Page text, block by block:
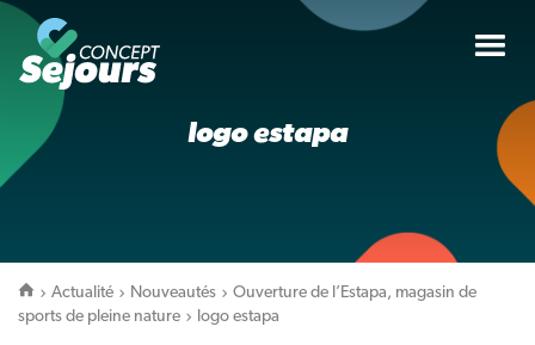
logo estapa
Actualité Nouveautés
Ouverture de l’Estapa, magasin de
sports de pleine nature
logo estapa